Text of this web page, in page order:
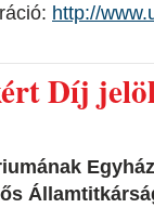
http://
Díj